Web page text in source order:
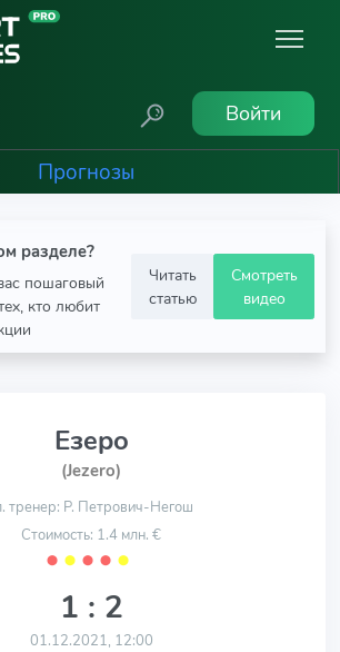
Войти
Прогнозы
разделе?
пошаговый
кто любит
Читать
статью
Смотреть
видео
Езеро
(Jezero)
тренер: Р. Петрович-Негош
Стоимость: 1.4 млн. €
⬤ ⬤ ⬤ ⬤ ⬤
1 : 2
01.12.2021, 12:00